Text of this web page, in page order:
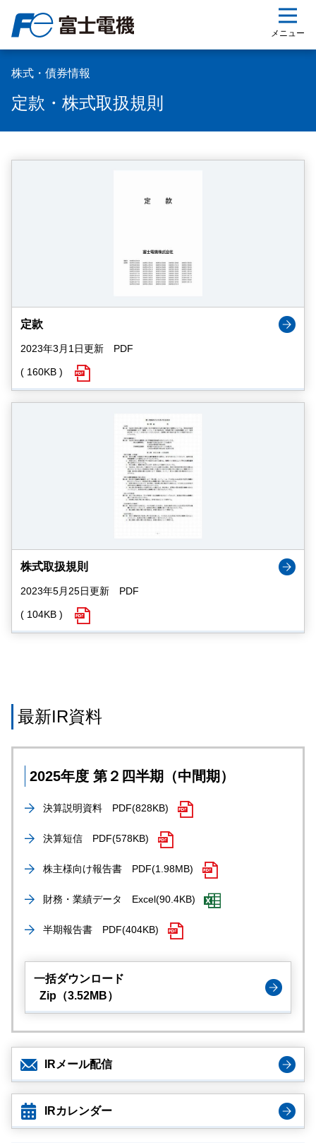
メニュー
株式・債券情報
定款・株式取扱規則
定款
2023年3月1日更新 PDF
( 160KB )
株式取扱規則
2023年5月25日更新 PDF
( 104KB )
最新IR資料
2025年度 第２四半期（中間期）
決算説明資料 PDF(828KB)
決算短信 PDF(578KB)
株主様向け報告書 PDF(1.98MB)
財務・業績データ Excel(90.4KB)
半期報告書 PDF(404KB)
一括ダウンロード
Zip（3.52MB）
IRメール配信
IRカレンダー